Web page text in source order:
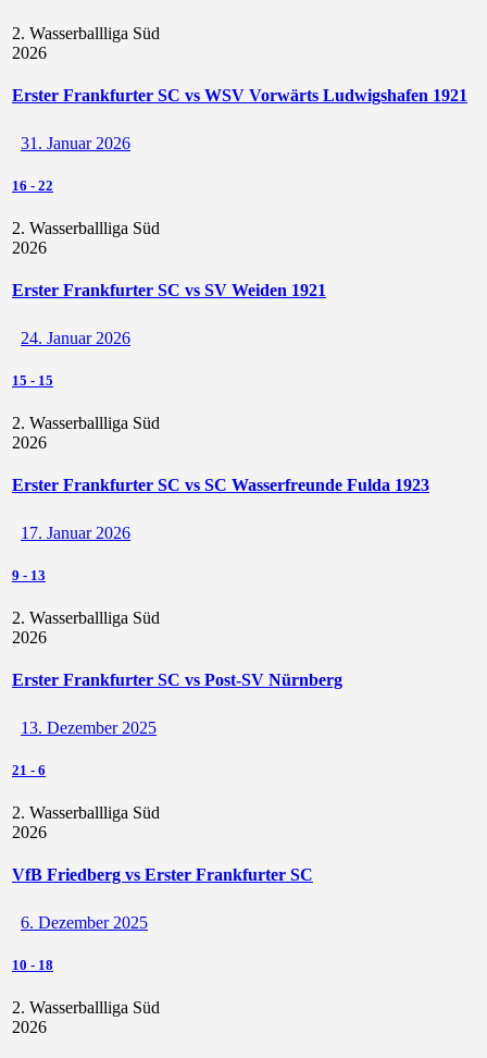
2. Wasserballliga Süd
2026
Erster Frankfurter SC vs WSV Vorwärts Ludwigshafen 1921
31. Januar 2026
16 - 22
2. Wasserballliga Süd
2026
Erster Frankfurter SC vs SV Weiden 1921
24. Januar 2026
15 - 15
2. Wasserballliga Süd
2026
Erster Frankfurter SC vs SC Wasserfreunde Fulda 1923
17. Januar 2026
9 - 13
2. Wasserballliga Süd
2026
Erster Frankfurter SC vs Post-SV Nürnberg
13. Dezember 2025
21 - 6
2. Wasserballliga Süd
2026
VfB Friedberg vs Erster Frankfurter SC
6. Dezember 2025
10 - 18
2. Wasserballliga Süd
2026